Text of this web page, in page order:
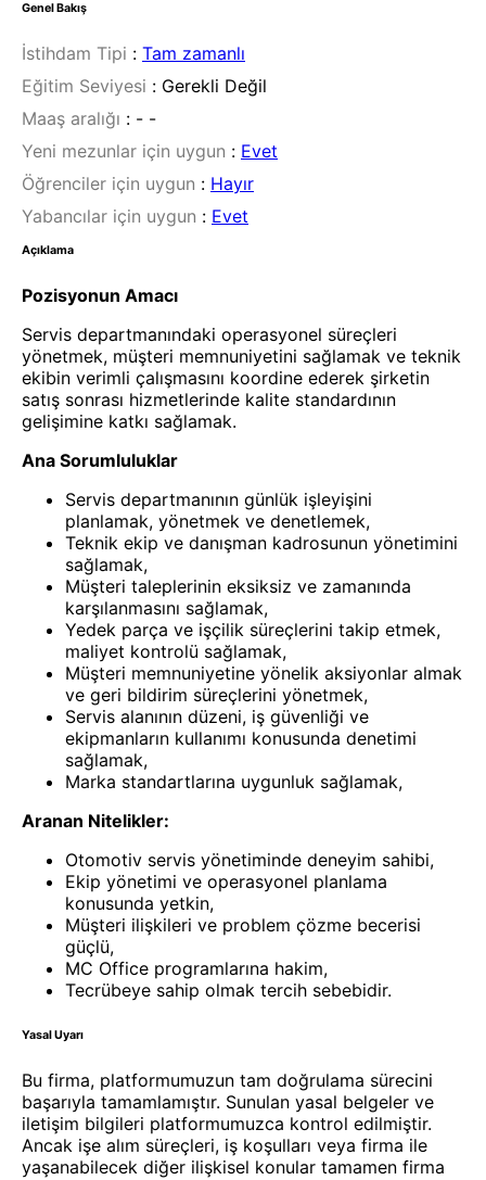
Genel Bakış
İstihdam Tipi : Tam zamanlı
Eğitim Seviyesi : Gerekli Değil
Maaş aralığı : - -
Yeni mezunlar için uygun : Evet
Öğrenciler için uygun : Hayır
Yabancılar için uygun : Evet
Açıklama
Pozisyonun Amacı
Servis departmanındaki operasyonel süreçleri
yönetmek, müşteri memnuniyetini sağlamak ve teknik
ekibin verimli çalışmasını koordine ederek şirketin
satış sonrası hizmetlerinde kalite standardının
gelişimine katkı sağlamak.
Ana Sorumluluklar
Servis departmanının günlük işleyişini
planlamak, yönetmek ve denetlemek,
Teknik ekip ve danışman kadrosunun yönetimini
sağlamak,
Müşteri taleplerinin eksiksiz ve zamanında
karşılanmasını sağlamak,
Yedek parça ve işçilik süreçlerini takip etmek,
maliyet kontrolü sağlamak,
Müşteri memnuniyetine yönelik aksiyonlar almak
ve geri bildirim süreçlerini yönetmek,
Servis alanının düzeni, iş güvenliği ve
ekipmanların kullanımı konusunda denetimi
sağlamak,
Marka standartlarına uygunluk sağlamak,
Aranan Nitelikler:
Otomotiv servis yönetiminde deneyim sahibi,
Ekip yönetimi ve operasyonel planlama
konusunda yetkin,
Müşteri ilişkileri ve problem çözme becerisi
güçlü,
MC Office programlarına hakim,
Tecrübeye sahip olmak tercih sebebidir.
Yasal Uyarı
Bu firma, platformumuzun tam doğrulama sürecini
başarıyla tamamlamıştır. Sunulan yasal belgeler ve
iletişim bilgileri platformumuzca kontrol edilmiştir.
Ancak işe alım süreçleri, iş koşulları veya firma ile
yaşanabilecek diğer ilişkisel konular tamamen firma